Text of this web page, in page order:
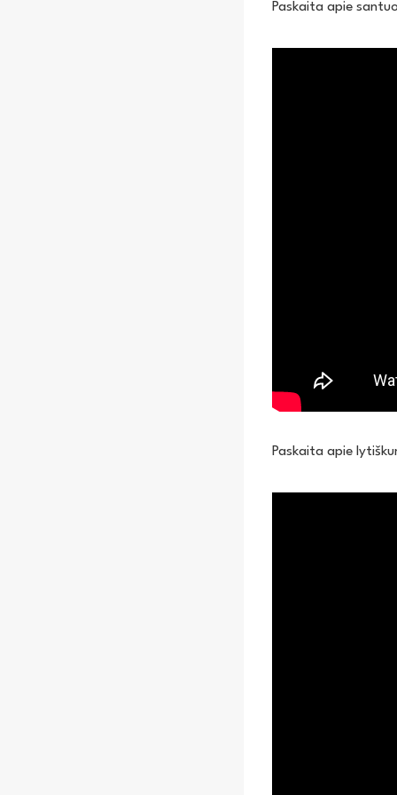
Paskaita apie
Paskaita apie